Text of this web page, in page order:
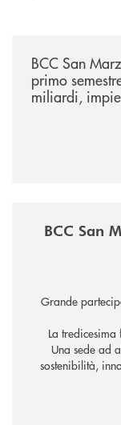
BCC San
primo
miliardi,
BCC San
Grande
La
Una sede ad
sostenibilità,